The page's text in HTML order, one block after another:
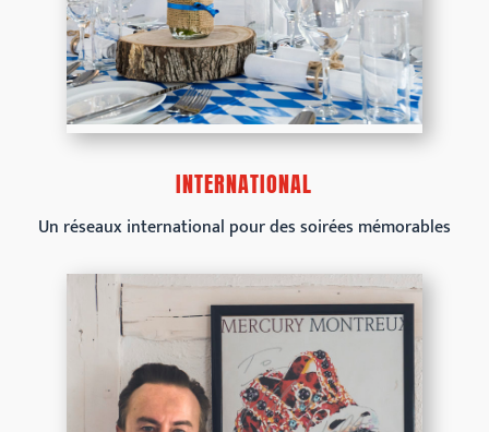
INTERNATIONAL
Un réseaux international pour des soirées mémorables